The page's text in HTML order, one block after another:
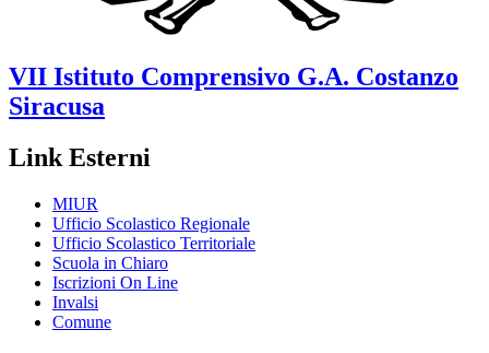
VII Istituto Comprensivo G.A. Costanzo
Siracusa
Link Esterni
MIUR
Ufficio Scolastico Regionale
Ufficio Scolastico Territoriale
Scuola in Chiaro
Iscrizioni On Line
Invalsi
Comune